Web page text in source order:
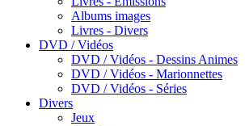
Albums images
Livres - Divers
DVD / Vidéos
DVD / Vidéos - Dessins Animes
DVD / Vidéos - Marionnettes
DVD / Vidéos - Séries
Divers
Jeux